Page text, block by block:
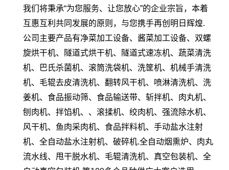
我们将秉承“为您服务、让您放心”的企业宗旨，本着
互惠互利共同发展的原则，与您携手再创明日辉煌.
公司主要产品有净菜加工设备、酱菜加工设备、双螺
旋烘干机、隧道式烘干机、隧道式速冻机、蔬菜清洗
机、巴氏杀菌机、滚筒洗袋机、洗筐机、机械手清洗
机、毛辊去皮清洗机、翻转风干机、喷淋清洗机、洗
姜机、食品振动筛、食品输送带、斩拌机、肉丸机、
刨肉机、拌馅机、、滚揉机、绞肉机、强流除水机、
风干机、鱼肉采肉机、食品拌料机、手动盐水注射
机、全自动盐水注射机、破碎机.全自动烟熏炉、肉丸
流水线、甩干脱水机、毛辊清洗机、真空包装机、全